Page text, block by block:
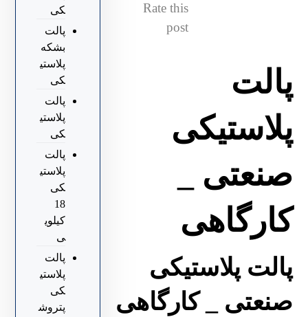
Rate this
post
پالت
پلاستیکی
صنعتی _
کارگاهی
پالت پلاستیکی
صنعتی _ کارگاهی
کی
پالت
بشکه
پلاستی
کی
پالت
پلاستی
کی
پالت
پلاستی
کی
18
کیلوی
ی
پالت
پلاستی
کی
پتروش